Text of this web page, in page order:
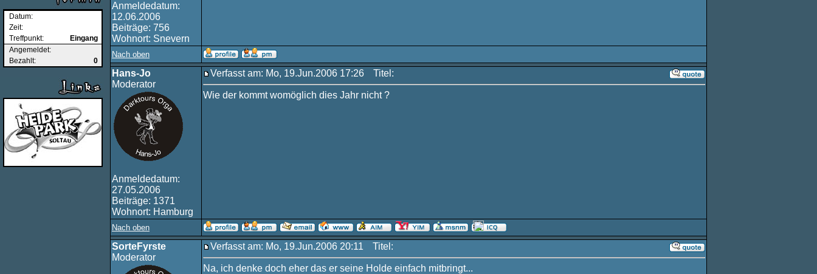
Datum:
Zeit:
Treffpunkt:
Eingang
Angemeldet:
Bezahlt:
0
Anmeldedatum:
12.06.2006
Beiträge: 756
Wohnort: Snevern
Nach oben
Hans-Jo
Moderator
Anmeldedatum:
27.05.2006
Beiträge: 1371
Wohnort: Hamburg
Verfasst am: Mo, 19.Jun.2006 17:26 Titel:
Wie der kommt womöglich dies Jahr nicht ?
Nach oben
SorteFyrste
Moderator
Verfasst am: Mo, 19.Jun.2006 20:11 Titel:
Na, ich denke doch eher das er seine Holde einfach mitbringt...